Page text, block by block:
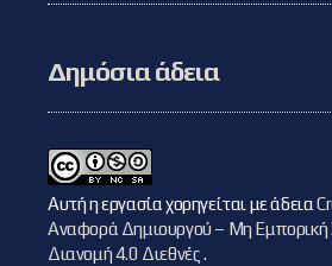
Δημόσια άδεια
Αυτή η εργασία χορηγείται με άδεια
Αναφορά Δημιουργού – Μη Εμπορική
Διανομή 4.0 Διεθνές.